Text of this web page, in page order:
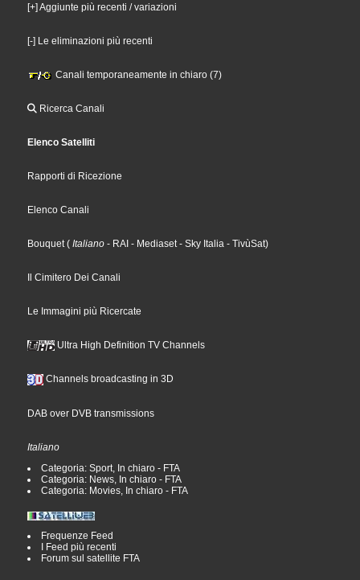
[+] Aggiunte più recenti / variazioni
[-] Le eliminazioni più recenti
Canali temporaneamente in chiaro (7)
Ricerca Canali
Elenco Satelliti
Rapporti di Ricezione
Elenco Canali
Bouquet( Italiano - RAI - Mediaset- Sky Italia - TivùSat)
Il Cimitero Dei Canali
Le Immagini più Ricercate
Ultra High Definition TV Channels
Channels broadcasting in 3D
DAB over DVB transmissions
Italiano
Categoria: Sport, In chiaro - FTA
Categoria: News, In chiaro - FTA
Categoria: Movies, In chiaro - FTA
Frequenze Feed
I Feed più recenti
Forum sul satellite FTA